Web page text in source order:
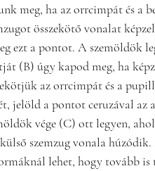
meg, ha az orrcimpát és a
összekötő vonalat
ezt a pontot. A szemöldök
(B) úgy kapod meg, ha
az orrcimpát és a
jelöld a pontot ceruzával az
vége (C) ott legyen,
szemzug vonala húzódik.
lehet, hogy tovább is